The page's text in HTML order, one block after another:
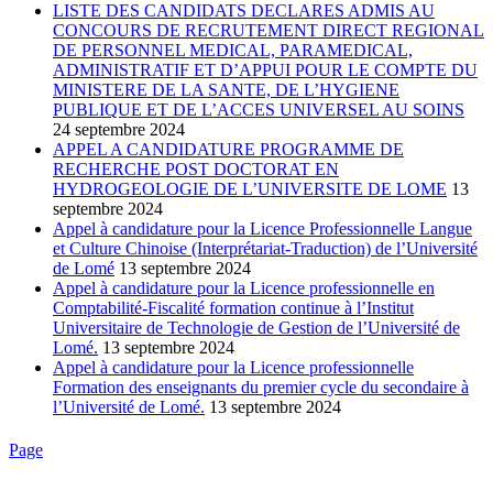
LISTE DES CANDIDATS DECLARES ADMIS AU
CONCOURS DE RECRUTEMENT DIRECT REGIONAL
DE PERSONNEL MEDICAL, PARAMEDICAL,
ADMINISTRATIF ET D’APPUI POUR LE COMPTE DU
MINISTERE DE LA SANTE, DE L’HYGIENE
PUBLIQUE ET DE L’ACCES UNIVERSEL AU SOINS
24 septembre 2024
APPEL A CANDIDATURE PROGRAMME DE
RECHERCHE POST DOCTORAT EN
HYDROGEOLOGIE DE L’UNIVERSITE DE LOME 13
septembre 2024
Appel à candidature pour la Licence Professionnelle Langue
et Culture Chinoise (Interprétariat-Traduction) de l’Université
de Lomé 13 septembre 2024
Appel à candidature pour la Licence professionnelle en
Comptabilité-Fiscalité formation continue à l’Institut
Universitaire de Technologie de Gestion de l’Université de
Lomé. 13 septembre 2024
Appel à candidature pour la Licence professionnelle
Formation des enseignants du premier cycle du secondaire à
l’Université de Lomé. 13 septembre 2024
Page